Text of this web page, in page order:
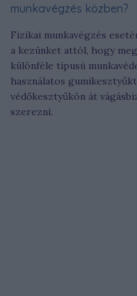
munkavégzés közben?
Fizikai munkavégzés
a kezünket attól, hogy
különféle típusú
használatos
védőkesztyűkön át
szerezni.